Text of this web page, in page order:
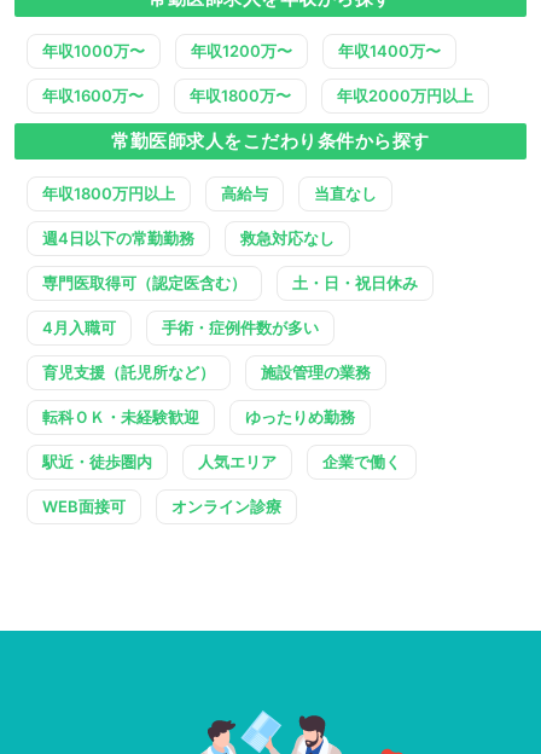
年収1000万〜 年収1200万〜 年収1400万〜
年収1600万〜 年収1800万〜 年収2000万円以上
常勤医師求人をこだわり条件から探す
年収1800万円以上 高給与 当直なし
週4日以下の常勤勤務 救急対応なし
専門医取得可（認定医含む） 土・日・祝日休み
4月入職可 手術・症例件数が多い
育児支援（託児所など） 施設管理の業務
転科ＯＫ・未経験歓迎 ゆったりめ勤務
駅近・徒歩圏内 人気エリア 企業で働く
WEB面接可 オンライン診療